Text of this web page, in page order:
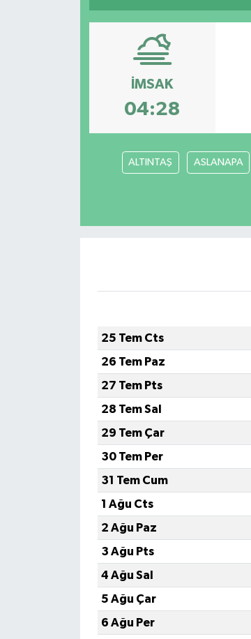
İMSAK
04:28
ALTINTAŞ ASLANAPA
25 Tem Cts
26 Tem Paz
27 Tem Pts
28 Tem Sal
29 Tem Çar
30 Tem Per
31 Tem Cum
1 Ağu Cts
2 Ağu Paz
3 Ağu Pts
4 Ağu Sal
5 Ağu Çar
6 Ağu Per
Resmi İlanlar